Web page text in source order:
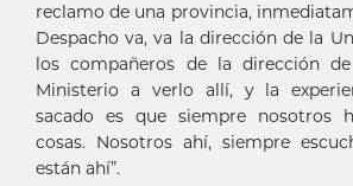
reclamo de una provincia,
Despacho va, va la dirección de la
los compañeros de la dirección
Ministerio a verlo allí, y la
sacado es que siempre nosotros
cosas. Nosotros ahí, siempre
están ahí”.